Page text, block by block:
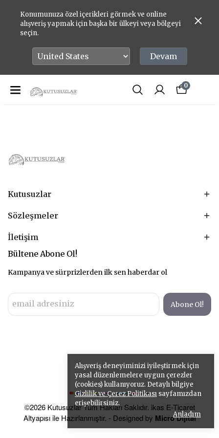
Konumunuza özel içerikleri görmek ve online
alışveriş yapmak için başka bir ülkeyi veya bölgeyi
seçin.
Devam
0
Alışveriş deneyiminizi iyileştirmek için
yasal düzenlemelere uygun çerezler
(cookies) kullanıyoruz. Detaylı bilgiye
Gizlilik ve Çerez Politikası sayfamızdan
erişebilirsiniz.
Anladım
Kutusuzlar
Sözleşmeler
İletişim
Bültene Abone Ol!
Kampanya ve sürprizlerden ilk sen haberdar ol
Abone Ol!
©2026 Kutusuzlar Tüm Hakları Saklıdır. ikas E-Ticaret
Altyapısı ile Hazırlanmıştır. - Designed by Micro Dijital